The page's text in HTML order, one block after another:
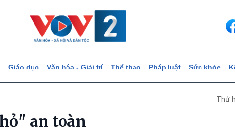
Giáo dục Văn hóa - Giải trí Thể thao Pháp luật Sức khỏe
Thứ
an toàn